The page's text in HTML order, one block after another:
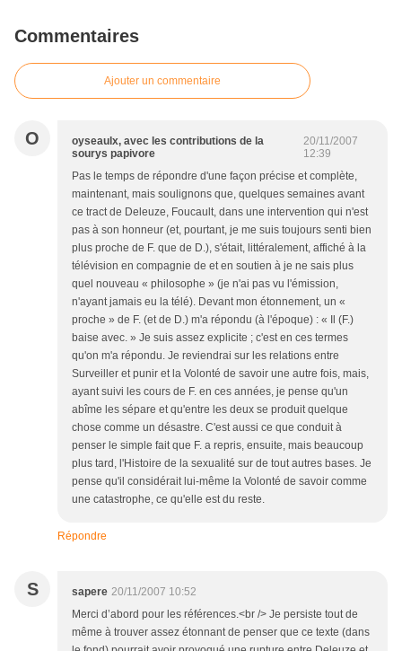
Commentaires
Ajouter un commentaire
O
oyseaulx, avec les contributions de la
sourys papivore
20/11/2007
12:39
Pas le temps de répondre d'une façon précise et complète,
maintenant, mais soulignons que, quelques semaines avant
ce tract de Deleuze, Foucault, dans une intervention qui n'est
pas à son honneur (et, pourtant, je me suis toujours senti bien
plus proche de F. que de D.), s'était, littéralement, affiché à la
télévision en compagnie de et en soutien à je ne sais plus
quel nouveau « philosophe » (je n'ai pas vu l'émission,
n'ayant jamais eu la télé). Devant mon étonnement, un «
proche » de F. (et de D.) m'a répondu (à l'époque) : « Il (F.)
baise avec. » Je suis assez explicite ; c'est en ces termes
qu'on m'a répondu. Je reviendrai sur les relations entre
Surveiller et punir et la Volonté de savoir une autre fois, mais,
ayant suivi les cours de F. en ces années, je pense qu'un
abîme les sépare et qu'entre les deux se produit quelque
chose comme un désastre. C'est aussi ce que conduit à
penser le simple fait que F. a repris, ensuite, mais beaucoup
plus tard, l'Histoire de la sexualité sur de tout autres bases. Je
pense qu'il considérait lui-même la Volonté de savoir comme
une catastrophe, ce qu'elle est du reste.
Répondre
S sapere 20/11/2007 10:52
Merci d’abord pour les références.<br /> Je persiste tout de
même à trouver assez étonnant de penser que ce texte (dans